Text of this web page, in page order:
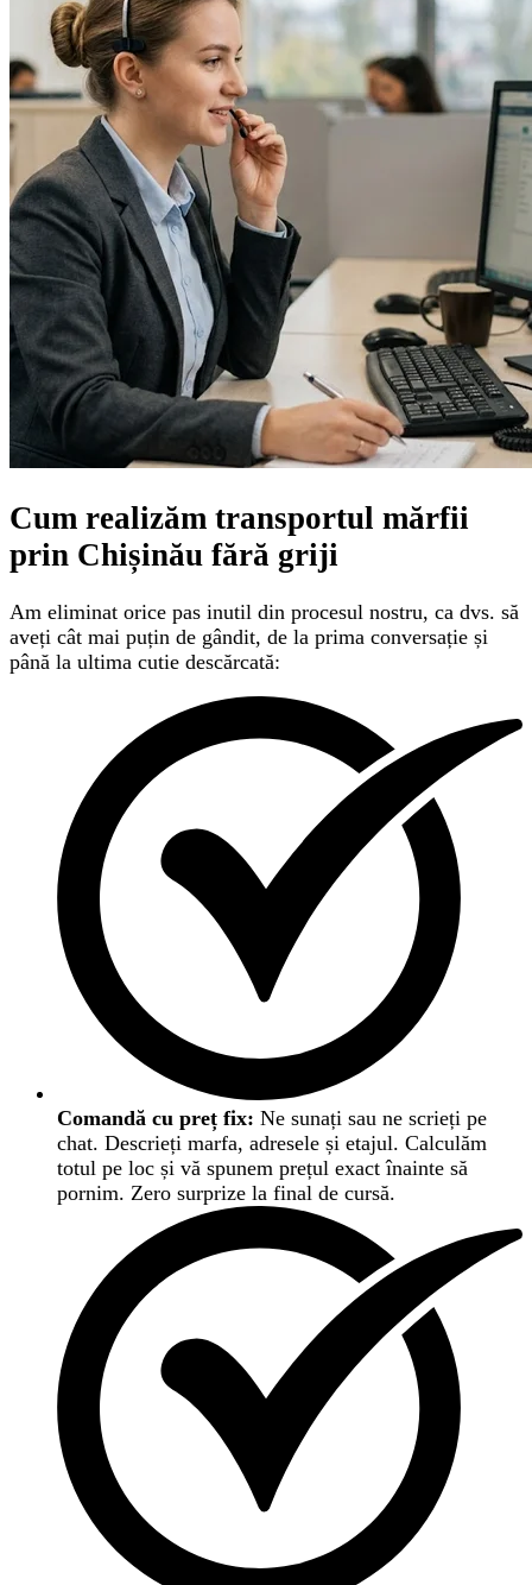
Cum realizăm transportul mărfii
prin Chișinău fără griji
Am eliminat orice pas inutil din procesul nostru, ca dvs. să
aveți cât mai puțin de gândit, de la prima conversație și
până la ultima cutie descărcată:
Comandă cu preț fix: Ne sunați sau ne scrieți pe
chat. Descrieți marfa, adresele și etajul. Calculăm
totul pe loc și vă spunem prețul exact înainte să
pornim. Zero surprize la final de cursă.